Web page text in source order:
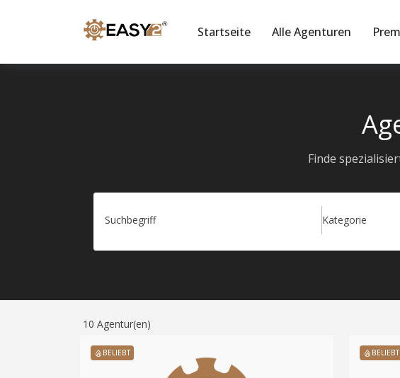
Startseite Alle Agenturen
Finde
Suchbegriff Kategorie
10 Agentur(en)
BELIEBT BELIEBT